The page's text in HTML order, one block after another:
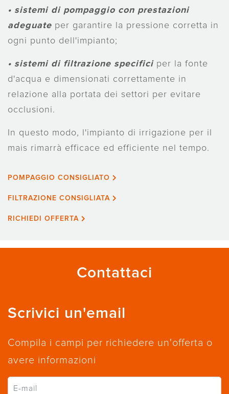
• sistemi di pompaggio con prestazioni
adeguate per garantire la pressione corretta in
ogni punto dell'impianto;
• sistemi di filtrazione specificiper la fonte
d'acqua e dimensionati correttamente in
relazione alla portata dei settori per evitare
occlusioni.
In questo modo, l'impianto di irrigazione per il
mais rimarrà efficace ed efficiente nel tempo.
POMPAGGIO CONSIGLIATO
FILTRAZIONE CONSIGLIATA
RICHIEDI OFFERTA
Contattaci
Scrivici un'email
Compila i campi per richiedere un'offerta o
avere informazioni